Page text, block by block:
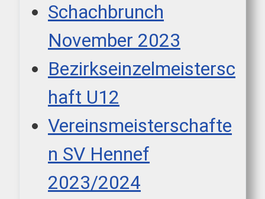
Schachbrunch
November 2023
Bezirkseinzelmeistersc
haft U12
Vereinsmeisterschafte
n SV Hennef
2023/2024